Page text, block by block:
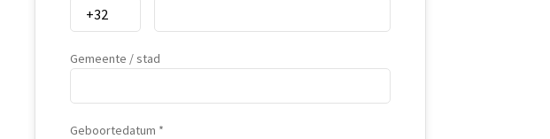
Gemeente / stad
Geboortedatum